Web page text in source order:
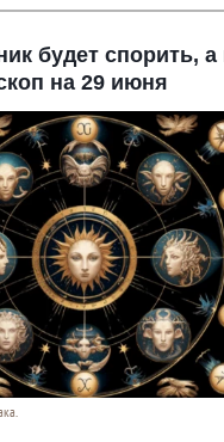
будет спорить,
на 29 июня